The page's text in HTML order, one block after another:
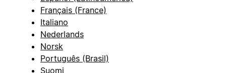
Français (France)
Italiano
Nederlands
Norsk
Português (Brasil)
Suomi